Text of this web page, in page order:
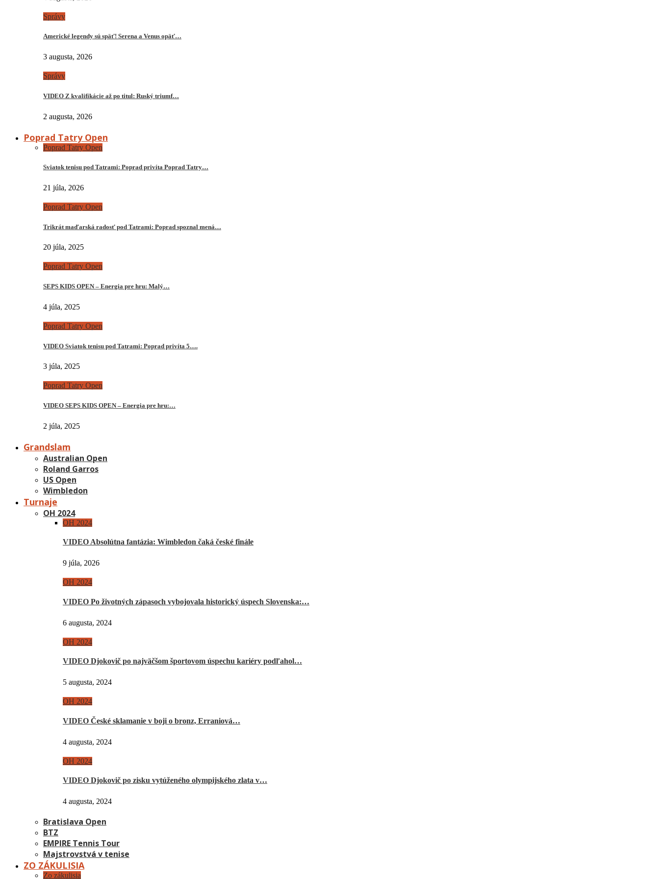
Správy
Americké legendy sú späť! Serena a Venus opäť…
3 augusta, 2026
Správy
VIDEO Z kvalifikácie až po titul: Ruský triumf…
2 augusta, 2026
Poprad Tatry Open
Poprad Tatry Open
Sviatok tenisu pod Tatrami: Poprad privíta Poprad Tatry…
21 júla, 2026
Poprad Tatry Open
Trikrát maďarská radosť pod Tatrami: Poprad spoznal mená…
20 júla, 2025
Poprad Tatry Open
SEPS KIDS OPEN – Energia pre hru: Malý…
4 júla, 2025
Poprad Tatry Open
VIDEO Sviatok tenisu pod Tatrami: Poprad privíta 5….
3 júla, 2025
Poprad Tatry Open
VIDEO SEPS KIDS OPEN – Energia pre hru:…
2 júla, 2025
Grandslam
Australian Open
Roland Garros
US Open
Wimbledon
Turnaje
OH 2024
OH 2024
VIDEO Absolútna fantázia: Wimbledon čaká české finále
9 júla, 2026
OH 2024
VIDEO Po životných zápasoch vybojovala historický úspech Slovenska:…
6 augusta, 2024
OH 2024
VIDEO Djokovič po najväčšom športovom úspechu kariéry podľahol…
5 augusta, 2024
OH 2024
VIDEO České sklamanie v boji o bronz, Erraniová…
4 augusta, 2024
OH 2024
VIDEO Djokovič po zisku vytúženého olympijského zlata v…
4 augusta, 2024
Bratislava Open
BTZ
EMPIRE Tennis Tour
Majstrovstvá v tenise
ZO ZÁKULISIA
Zo zákulisia